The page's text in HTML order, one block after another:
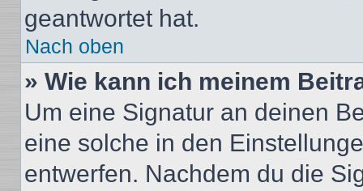
geantwortet hat.
Nach oben
» Wie kann ich meinem
Um eine Signatur an deinen
eine solche in den
entwerfen. Nachdem du die